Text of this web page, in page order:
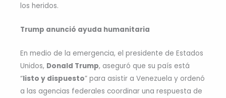
los heridos.
Trump anunció ayuda humanitaria
En medio de la emergencia, el presidente de Estados
Unidos, Donald Trump, aseguró que su país está
“listo y dispuesto” para asistir a Venezuela y ordenó
a las agencias federales coordinar una respuesta de